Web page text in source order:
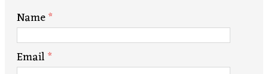
Name*
Email*